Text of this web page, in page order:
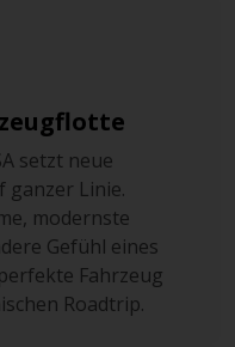
Restaurants und
zu Fuß.
setzt neue
ganzer Linie.
modernste
Gefühl eines
Fahrzeug
Roadtrip.